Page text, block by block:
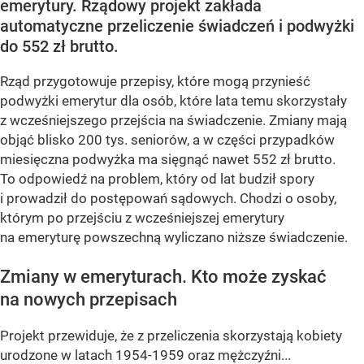
emerytury. Rządowy projekt zakłada
automatyczne przeliczenie świadczeń i podwyżki
do 552 zł brutto.
Rząd przygotowuje przepisy, które mogą przynieść
podwyżki emerytur dla osób, które lata temu skorzystały
z wcześniejszego przejścia na świadczenie. Zmiany mają
objąć blisko 200 tys. seniorów, a w części przypadków
miesięczna podwyżka ma sięgnąć nawet 552 zł brutto.
To odpowiedź na problem, który od lat budził spory
i prowadził do postępowań sądowych. Chodzi o osoby,
którym po przejściu z wcześniejszej emerytury
na emeryturę powszechną wyliczano niższe świadczenie.
Zmiany w emeryturach. Kto może zyskać
na nowych przepisach
Projekt przewiduje, że z przeliczenia skorzystają kobiety
urodzone w latach 1954-1959 oraz mężczyźni...